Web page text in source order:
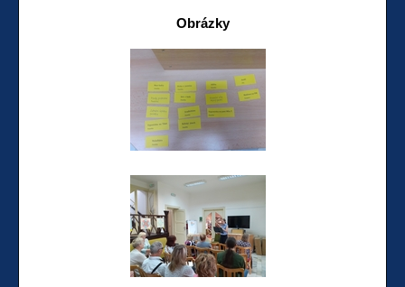
Obrázky